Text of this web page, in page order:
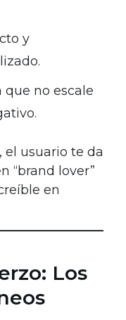
y
que no escale
el usuario te da
“brand lover”
en
Los